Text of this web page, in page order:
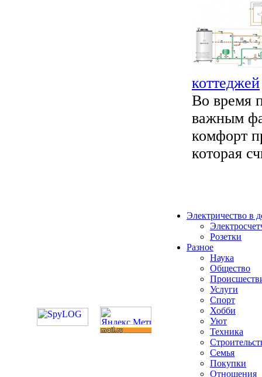
коттеджей
Во время
важным
комфорт
которая
Электричество в
Розетки
Разное
Наука
Общество
Услуги
Спорт
Хобби
Уют
Техника
Семья
Покупки
Отношения